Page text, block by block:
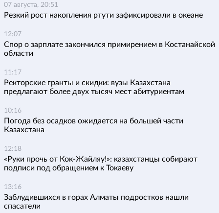
07 августа, 20:51
Резкий рост накопления ртути зафиксировали в океане
12:07
Спор о зарплате закончился примирением в Костанайской
области
11:17
Ректорские гранты и скидки: вузы Казахстана
предлагают более двух тысяч мест абитуриентам
10:16
Погода без осадков ожидается на большей части
Казахстана
12:18
«Руки прочь от Кок-Жайляу!»: казахстанцы собирают
подписи под обращением к Токаеву
13:16
Заблудившихся в горах Алматы подростков нашли
спасатели